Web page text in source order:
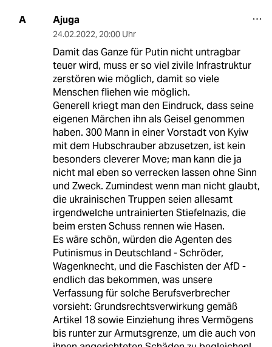
A Ajuga
24.02.2022, 20:00 Uhr
Damit das Ganze für Putin nicht untragbar
teuer wird, muss er so viel zivile Infrastruktur
zerstören wie möglich, damit so viele
Menschen fliehen wie möglich.
Generell kriegt man den Eindruck, dass seine
eigenen Märchen ihn als Geisel genommen
haben. 300 Mann in einer Vorstadt von Kyiw
mit dem Hubschrauber abzusetzen, ist kein
besonders cleverer Move; man kann die ja
nicht mal eben so verrecken lassen ohne Sinn
und Zweck. Zumindest wenn man nicht glaubt,
die ukrainischen Truppen seien allesamt
irgendwelche untrainierten Stiefelnazis, die
beim ersten Schuss rennen wie Hasen.
Es wäre schön, würden die Agenten des
Putinismus in Deutschland - Schröder,
Wagenknecht, und die Faschisten der AfD -
endlich das bekommen, was unsere
Verfassung für solche Berufsverbrecher
vorsieht: Grundsrechtsverwirkung gemäß
Artikel 18 sowie Einziehung ihres Vermögens
bis runter zur Armutsgrenze, um die auch von